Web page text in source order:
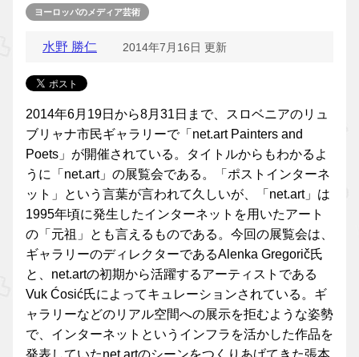
ヨーロッパのメディア芸術
水野 勝仁 2014年7月16日 更新
2014年6月19日から8月31日まで、スロベニアのリュ
ブリャナ市民ギャラリーで「net.art Painters and
Poets」が開催されている。タイトルからもわかるよ
うに「net.art」の展覧会である。「ポストインターネ
ット」という言葉が言われて久しいが、「net.art」は
1995年頃に発生したインターネットを用いたアート
の「元祖」とも言えるものである。今回の展覧会は、
ギャラリーのディレクターであるAlenka Gregorič氏
と、net.artの初期から活躍するアーティストである
Vuk Ćosić氏によってキュレーションされている。ギ
ャラリーなどのリアル空間への展示を拒むような姿勢
で、インターネットというインフラを活かした作品を
発表していたnet.artのシーンをつくりあげてきた張本